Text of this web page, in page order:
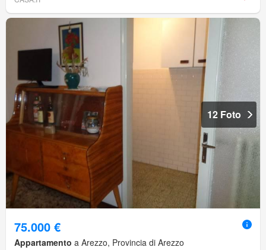
12 Foto
75.000 €
Appartamento a Arezzo, Provincia di Arezzo